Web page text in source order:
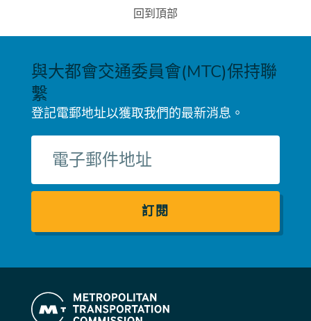
回到頂部
與大都會交通委員會(MTC)保持聯
繫
登記電郵地址以獲取我們的最新消息。
郵
件